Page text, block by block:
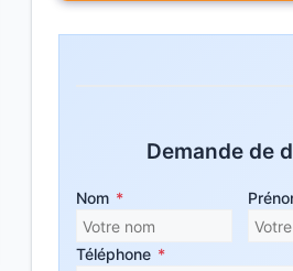
Demande de
Nom *
Téléphone *